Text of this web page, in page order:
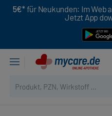
5€* für Neukunden: Im Web
Jetzt App